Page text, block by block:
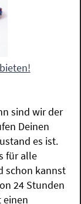
sind wir der
Deinen
es ist.
für alle
schon kannst
24 Stunden
einen